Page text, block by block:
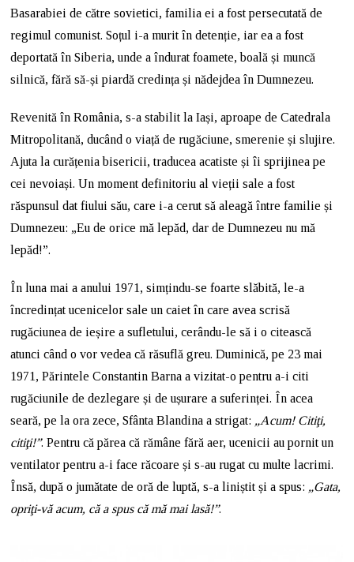
Basarabiei de către sovietici, familia ei a fost persecutată de
regimul comunist. Soțul i-a murit în detenție, iar ea a fost
deportată în Siberia, unde a îndurat foamete, boală și muncă
silnică, fără să-și piardă credința și nădejdea în Dumnezeu.
Revenită în România, s-a stabilit la Iași, aproape de Catedrala
Mitropolitană, ducând o viață de rugăciune, smerenie și slujire.
Ajuta la curățenia bisericii, traducea acatiste și îi sprijinea pe
cei nevoiași. Un moment definitoriu al vieții sale a fost
răspunsul dat fiului său, care i-a cerut să aleagă între familie și
Dumnezeu: „Eu de orice mă lepăd, dar de Dumnezeu nu mă
lepăd!”.
În luna mai a anului 1971, simțindu-se foarte slăbită, le-a
încredințat ucenicelor sale un caiet în care avea scrisă
rugăciunea de ieșire a sufletului, cerându-le să i o citească
atunci când o vor vedea că răsuflă greu. Duminică, pe 23 mai
1971, Părintele Constantin Barna a vizitat-o pentru a-i citi
rugăciunile de dezlegare și de ușurare a suferinței. În acea
seară, pe la ora zece, Sfânta Blandina a strigat: „Acum! Citiţi,
citiţi!”. Pentru că părea că rămâne fără aer, ucenicii au pornit un
ventilator pentru a-i face răcoare și s-au rugat cu multe lacrimi.
Însă, după o jumătate de oră de luptă, s-a liniștit și a spus: „Gata,
opriţi-vă acum, că a spus că mă mai lasă!”.